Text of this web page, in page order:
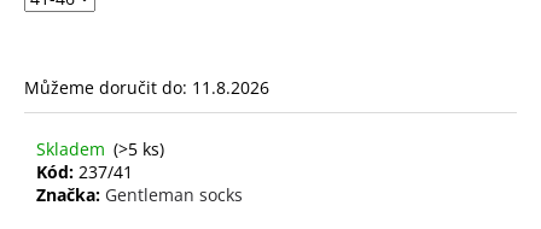
Můžeme doručit do: 11.8.2026
Skladem (>5 ks)
Kód: 237/41
Značka: Gentleman socks
D
o
r
u
u